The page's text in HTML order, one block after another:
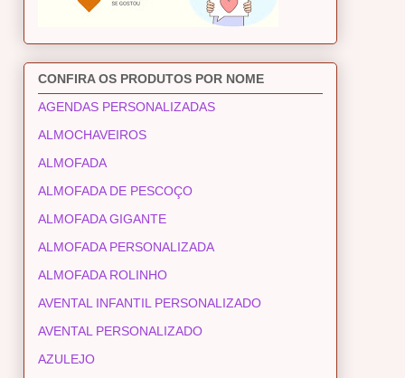
CONFIRA OS PRODUTOS POR NOME
AGENDAS PERSONALIZADAS
ALMOCHAVEIROS
ALMOFADA
ALMOFADA DE PESCOÇO
ALMOFADA GIGANTE
ALMOFADA PERSONALIZADA
ALMOFADA ROLINHO
AVENTAL INFANTIL PERSONALIZADO
AVENTAL PERSONALIZADO
AZULEJO